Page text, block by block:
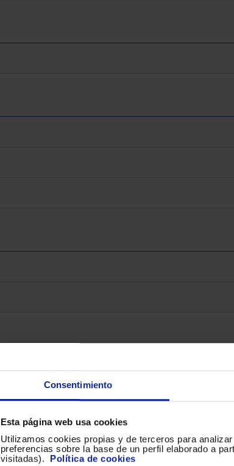
Consentimiento
Esta página web usa cookies
Utilizamos cookies propias y de terceros para
preferencias sobre la base de un perfil elaborado a
visitadas). Política de cookies